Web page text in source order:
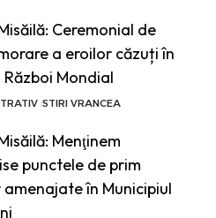
Ceremonial de
a eroilor căzuți în
Război Mondial
STIRI VRANCEA
Menţinem
punctele de prim
în Municipiul